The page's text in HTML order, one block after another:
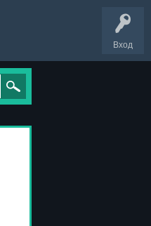
Вход